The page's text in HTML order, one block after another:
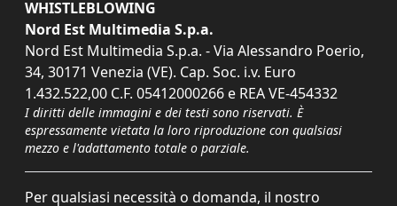
WHISTLEBLOWING
Nord Est Multimedia S.p.a.
Nord Est Multimedia S.p.a. - Via Alessandro Poerio,
34, 30171 Venezia (VE). Cap. Soc. i.v. Euro
1.432.522,00 C.F. 05412000266 e REA VE-454332
I diritti delle immagini e dei testi sono riservati. È
espressamente vietata la loro riproduzione con qualsiasi
mezzo e l'adattamento totale o parziale.
Per qualsiasi necessità o domanda, il nostro